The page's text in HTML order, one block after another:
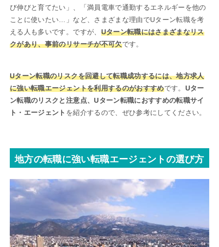
び伸びと育てたい」、「満員電車で通勤するエネルギーを他の
ことに使いたい…」など、さまざまな理由でUターン転職を考
える人も多いです。ですが、 Uターン転職にはさまざまなリス
クがあり、事前のリサーチが不可欠です。
Uターン転職のリスクを回避して転職成功するには、地方求人
に強い転職エージェントを利用するのがおすすめです。 Uター
ン転職のリスクと注意点、Uターン転職におすすめの転職サイ
ト・エージェント を紹介するので、ぜひ参考にしてください。
地方の転職に強い転職エージェントの選び方